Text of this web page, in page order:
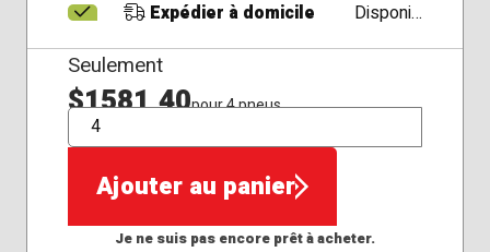
Expédier à domicile
Disponible
Seulement
$1581,40pour 4 pneus
QTÉ
Ajouter au panier
Je ne suis pas encore prêt à acheter.